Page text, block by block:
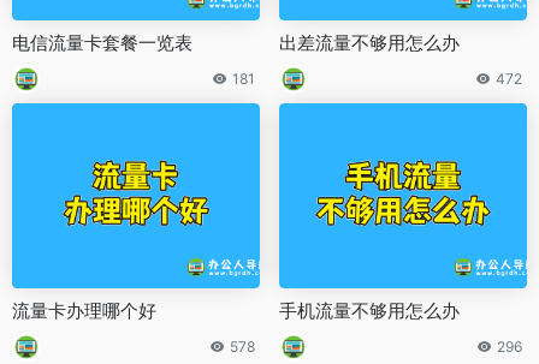
电信流量卡套餐一览表
181
出差流量不够用怎么办
472
流量卡办理哪个好
578
手机流量不够用怎么办
296